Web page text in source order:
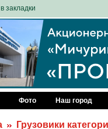
закладки
Фото Наш город
Грузовики